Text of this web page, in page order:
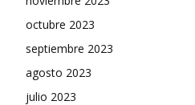
octubre 2023
septiembre 2023
agosto 2023
julio 2023